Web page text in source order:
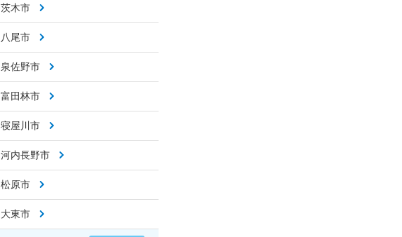
茨木市
八尾市
泉佐野市
富田林市
寝屋川市
河内長野市
松原市
大東市